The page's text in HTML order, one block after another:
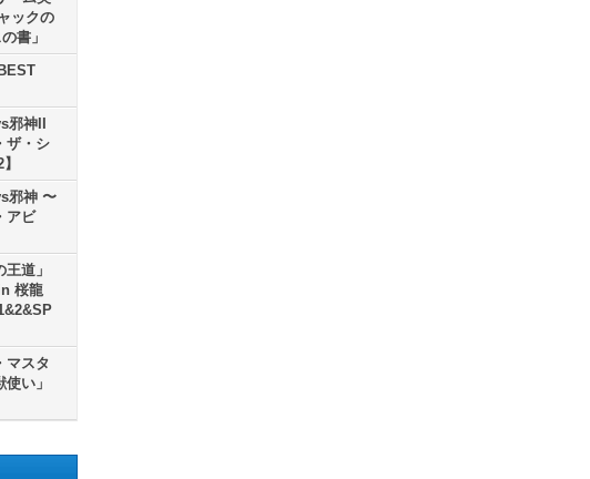
ックの
書」
神II
ザ・シ
邪神 〜
アビ
道」
桜龍
マスタ
い」